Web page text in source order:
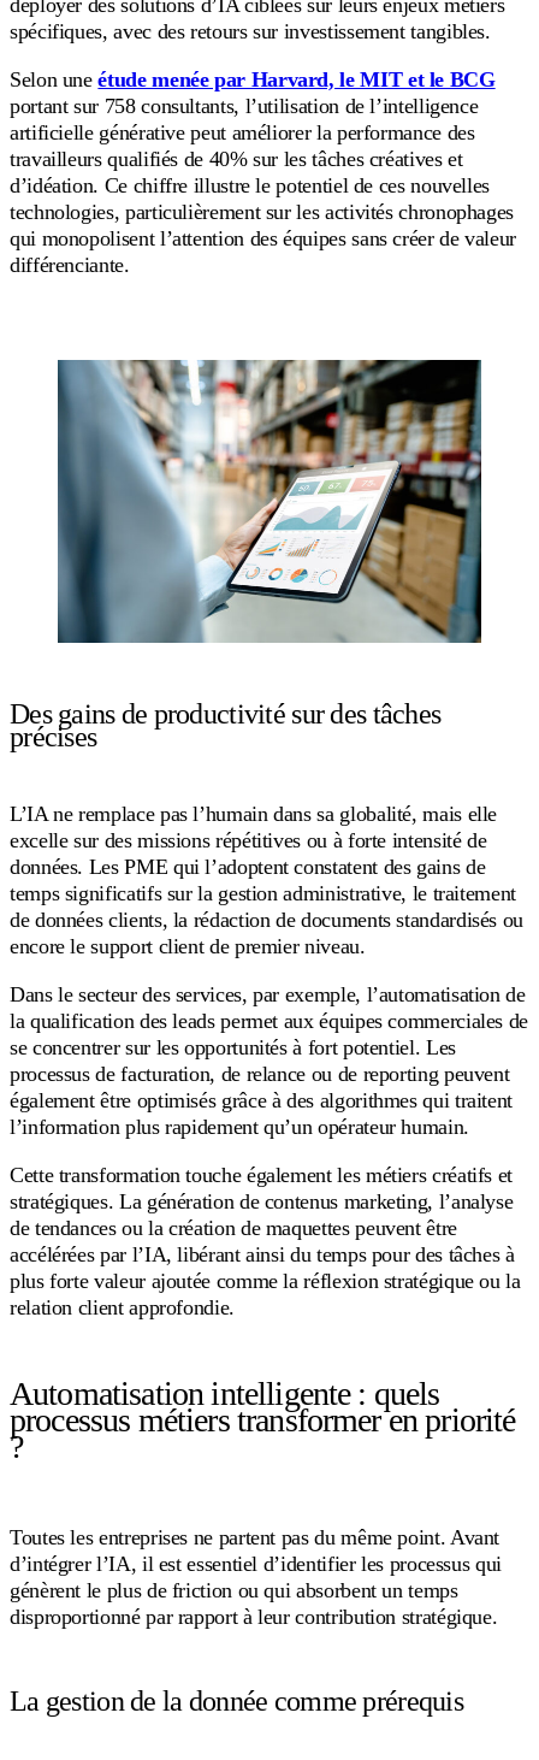
déployer des solutions d’IA ciblées sur leurs enjeux métiers
spécifiques, avec des retours sur investissement tangibles.
Selon uneétude menée par Harvard, le MIT et le BCG
portant sur 758 consultants, l’utilisation de l’intelligence
artificielle générative peut améliorer la performance des
travailleurs qualifiés de 40% sur les tâches créatives et
d’idéation. Ce chiffre illustre le potentiel de ces nouvelles
technologies, particulièrement sur les activités chronophages
qui monopolisent l’attention des équipes sans créer de valeur
différenciante.
Des gains de productivité sur des tâches
précises
L’IA ne remplace pas l’humain dans sa globalité, mais elle
excelle sur des missions répétitives ou à forte intensité de
données. Les PME qui l’adoptent constatent des gains de
temps significatifs sur la gestion administrative, le traitement
de données clients, la rédaction de documents standardisés ou
encore le support client de premier niveau.
Dans le secteur des services, par exemple, l’automatisation de
la qualification des leads permet aux équipes commerciales de
se concentrer sur les opportunités à fort potentiel. Les
processus de facturation, de relance ou de reporting peuvent
également être optimisés grâce à des algorithmes qui traitent
l’information plus rapidement qu’un opérateur humain.
Cette transformation touche également les métiers créatifs et
stratégiques. La génération de contenus marketing, l’analyse
de tendances ou la création de maquettes peuvent être
accélérées par l’IA, libérant ainsi du temps pour des tâches à
plus forte valeur ajoutée comme la réflexion stratégique ou la
relation client approfondie.
Automatisation intelligente : quels
processus métiers transformer en priorité
?
Toutes les entreprises ne partent pas du même point. Avant
d’intégrer l’IA, il est essentiel d’identifier les processus qui
génèrent le plus de friction ou qui absorbent un temps
disproportionné par rapport à leur contribution stratégique.
La gestion de la donnée comme prérequis